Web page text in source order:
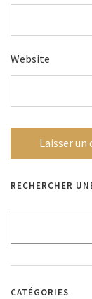
Website
RECHERCHER
CATÉGORIES